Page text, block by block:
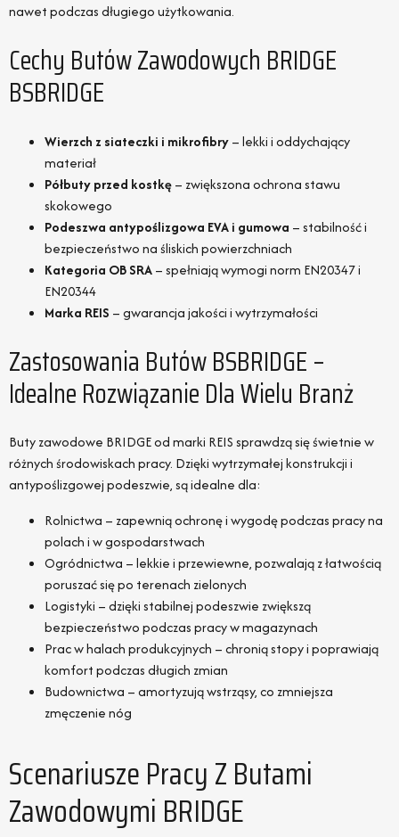
nawet podczas długiego użytkowania.
Cechy Butów Zawodowych BRIDGE
BSBRIDGE
Wierzch z siateczki i mikrofibry– lekki i oddychający
materiał
Półbuty przed kostkę– zwiększona ochrona stawu
skokowego
Podeszwa antypoślizgowa EVA i gumowa – stabilność i
bezpieczeństwo na śliskich powierzchniach
Kategoria OB SRA– spełniają wymogi norm EN20347 i
EN20344
Marka REIS – gwarancja jakości i wytrzymałości
Zastosowania Butów BSBRIDGE –
Idealne Rozwiązanie Dla Wielu Branż
Buty zawodowe BRIDGE od marki REIS sprawdzą się świetnie w
różnych środowiskach pracy. Dzięki wytrzymałej konstrukcji i
antypoślizgowej podeszwie, są idealne dla:
Rolnictwa – zapewnią ochronę i wygodę podczas pracy na
polach i w gospodarstwach
Ogródnictwa – lekkie i przewiewne, pozwalają z łatwością
poruszać się po terenach zielonych
Logistyki – dzięki stabilnej podeszwie zwiększą
bezpieczeństwo podczas pracy w magazynach
Prac w halach produkcyjnych – chronią stopy i poprawiają
komfort podczas długich zmian
Budownictwa – amortyzują wstrząsy, co zmniejsza
zmęczenie nóg
Scenariusze Pracy Z Butami
Zawodowymi BRIDGE